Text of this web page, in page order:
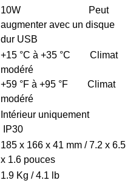
10W Peut
augmenter avec un disque
dur USB
+15 °C à +35 °C Climat
modéré
+59 °F à +95 °F Climat
modéré
Intérieur uniquement
IP30
185 x 166 x 41 mm / 7.2 x 6.5
x 1.6 pouces
1.9 Kg / 4.1 lb